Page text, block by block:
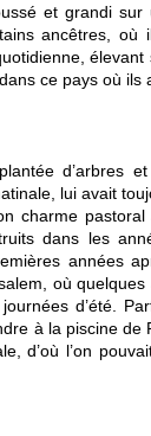
et grandi
ancêtres, où
élevant
ce pays où ils
d’arbres
lui avait
charme
dans les
années
où
d’été.
à la piscine de
d’où l’on